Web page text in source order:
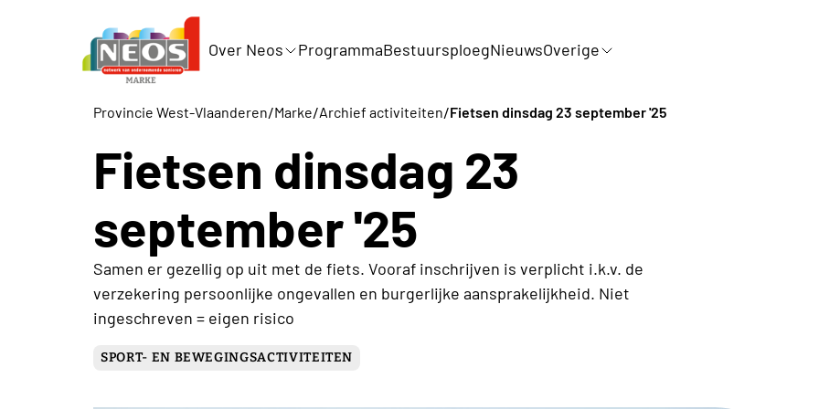
Over Neos ProgrammaBestuursploegNieuwsOverige
Provincie West-Vlaanderen/Marke/Archief activiteiten/Fietsen dinsdag 23 september '25
Fietsen dinsdag 23
september '25
Samen er gezellig op uit met de fiets. Vooraf inschrijven is verplicht i.k.v. de
verzekering persoonlijke ongevallen en burgerlijke aansprakelijkheid. Niet
ingeschreven = eigen risico
SPORT- EN BEWEGINGSACTIVITEITEN